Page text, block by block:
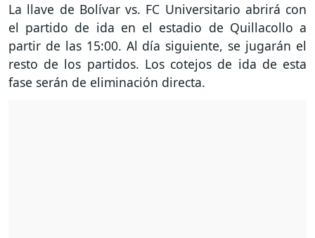
La llave de Bolívar vs. FC Universitario abrirá con
el partido de ida en el estadio de Quillacollo a
partir de las 15:00. Al día siguiente, se jugarán el
resto de los partidos. Los cotejos de ida de esta
fase serán de eliminación directa.